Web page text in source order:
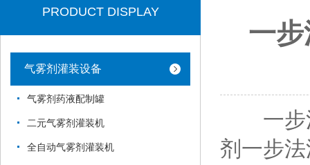
PRODUCT DISPLAY
气雾剂灌装设备
气雾剂药液配制罐
二元气雾剂灌装机
全自动气雾剂灌装机
一
一步法
剂一步